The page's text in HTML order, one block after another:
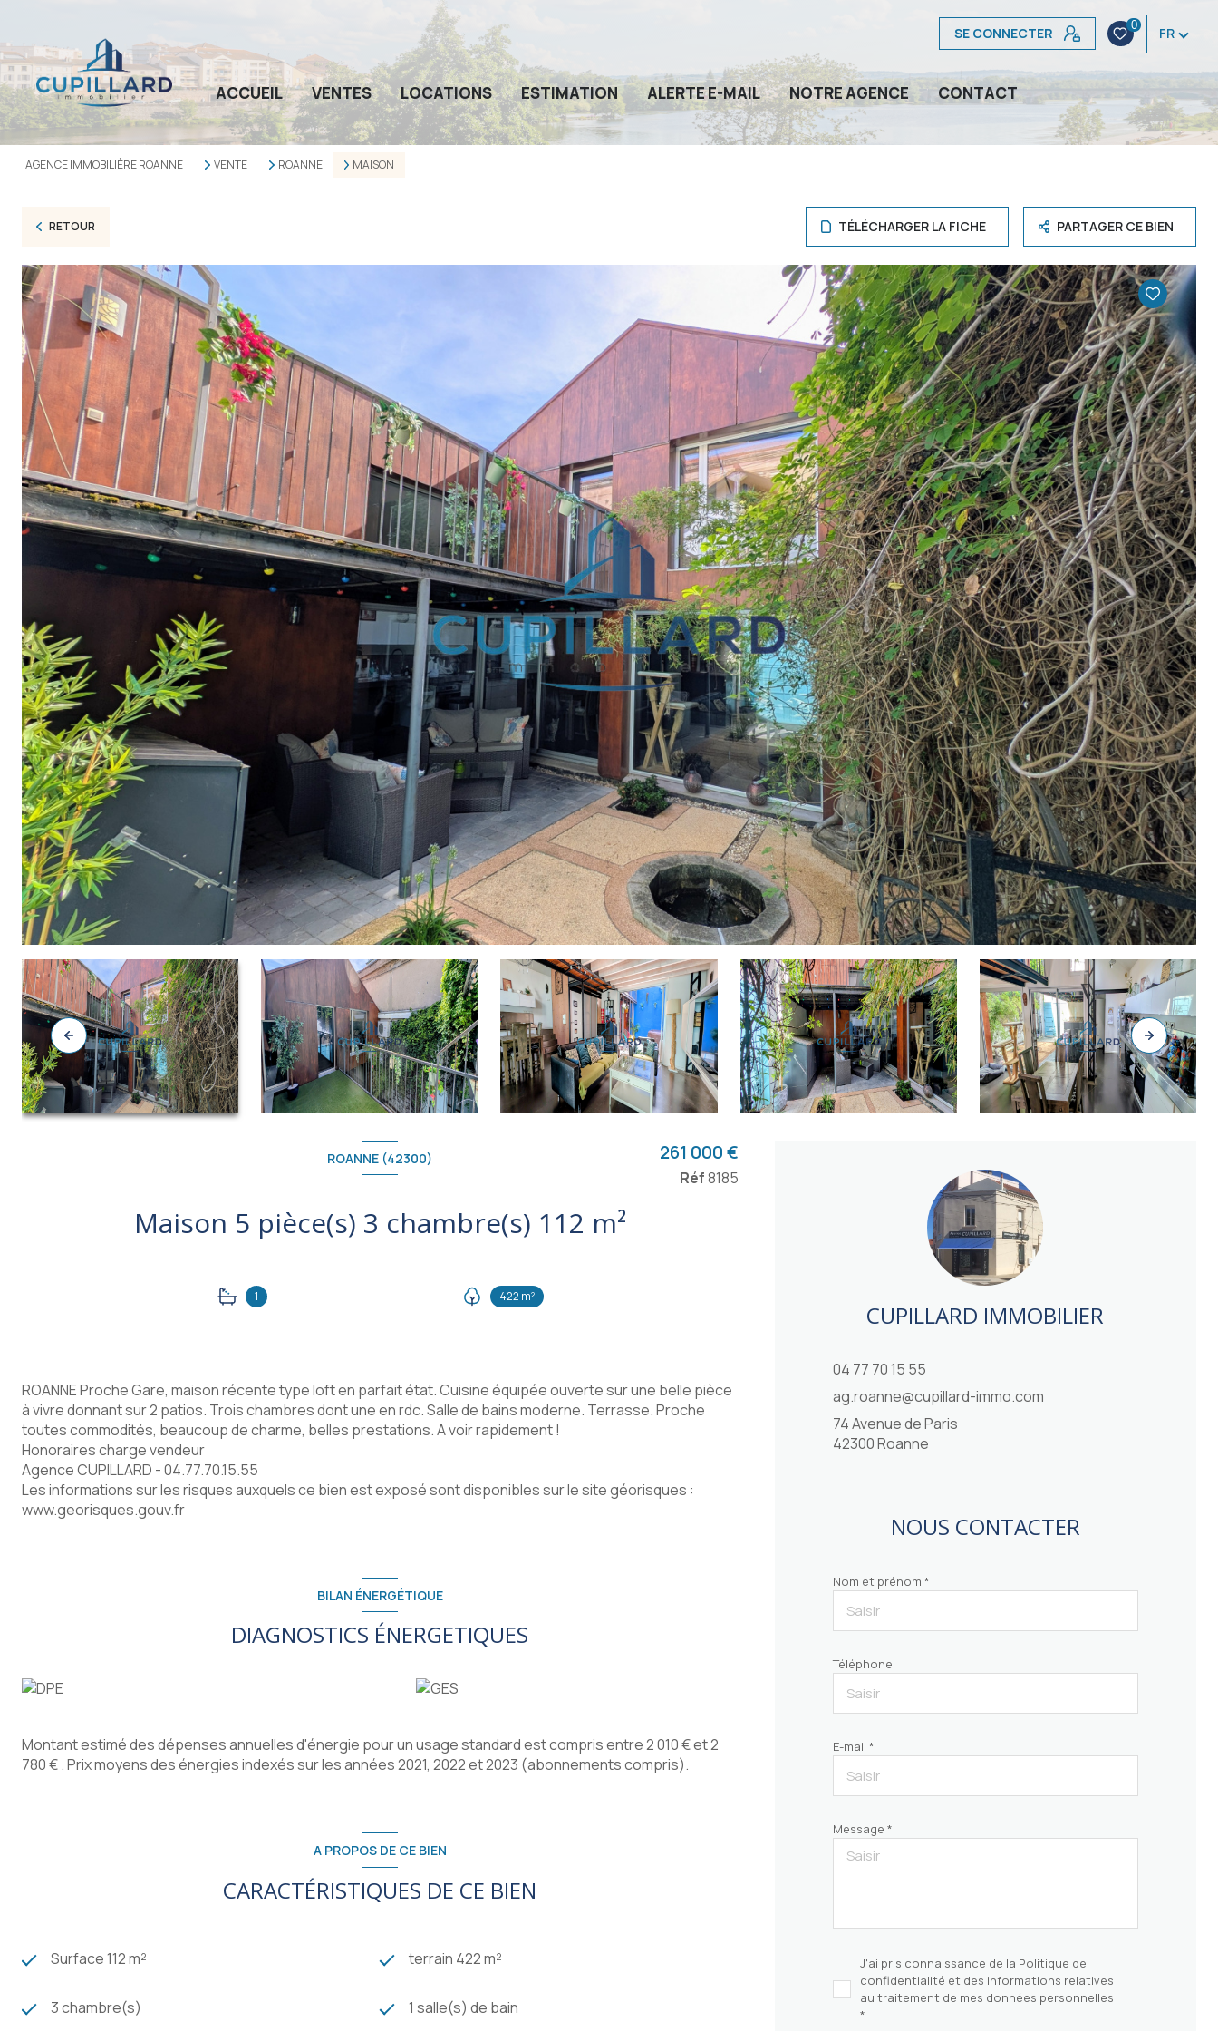
SE CONNECTER 0 FR
ACCUEIL VENTES LOCATIONS ESTIMATION ALERTE E-MAIL NOTRE AGENCE CONTACT
AGENCE IMMOBILIÈRE ROANNE VENTE ROANNE MAISON
RETOUR TÉLÉCHARGER LA FICHE PARTAGER CE BIEN
ROANNE (42300)
Maison 5 pièce(s) 3 chambre(s) 112 m²
1 422 m²
261 000 €
Réf8185
ROANNE Proche Gare, maison récente type loft en parfait état. Cuisine équipée ouverte sur une belle pièce
à vivre donnant sur 2 patios. Trois chambres dont une en rdc. Salle de bains moderne. Terrasse. Proche
toutes commodités, beaucoup de charme, belles prestations. A voir rapidement !
Honoraires charge vendeur
Agence CUPILLARD - 04.77.70.15.55
Les informations sur les risques auxquels ce bien est exposé sont disponibles sur le site géorisques :
www.georisques.gouv.fr
BILAN ÉNERGÉTIQUE
DIAGNOSTICS ÉNERGETIQUES
Montant estimé des dépenses annuelles d'énergie pour un usage standard est compris entre 2 010 € et 2
780 € . Prix moyens des énergies indexés sur les années 2021, 2022 et 2023 (abonnements compris).
A PROPOS DE CE BIEN
CARACTÉRISTIQUES DE CE BIEN
Surface 112 m² terrain 422 m²
3 chambre(s) 1 salle(s) de bain
CUPILLARD IMMOBILIER
04 77 70 15 55
ag.roanne@cupillard-immo.com
74 Avenue de Paris
42300 Roanne
NOUS CONTACTER
Nom et prénom *
Téléphone
E-mail *
Message *
J'ai pris connaissance de la Politique de
confidentialité et des informations relatives
au traitement de mes données personnelles
*